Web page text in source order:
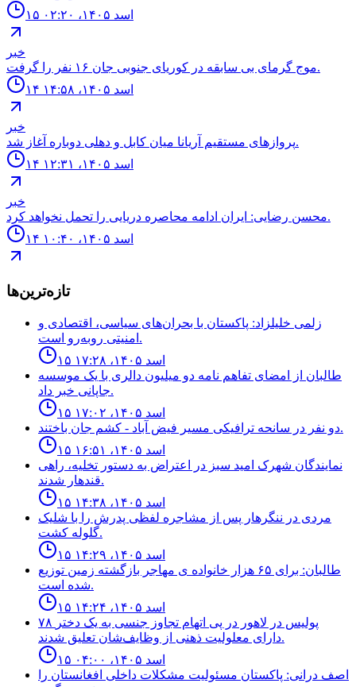
۱۵ اسد ۱۴۰۵، ۰۲:۲۰
خبر
موج گرماى بى سابقه در كورياى جنوبى جان ۱۶ نفر را گرفت.
۱۴ اسد ۱۴۰۵، ۱۴:۵۸
خبر
پروازهاى مستقيم آريانا ميان كابل و دهلى دوباره آغاز شد.
۱۴ اسد ۱۴۰۵، ۱۲:۳۱
خبر
محسن رضايى: ايران ادامه محاصره دريايى را تحمل نخواهد كرد.
۱۴ اسد ۱۴۰۵، ۱۰:۴۰
تازه‌ترین‌ها
زلمی خلیلزاد: پاکستان با بحران‌های سیاسی، اقتصادی و
امنیتی روبه‌رو است.
۱۵ اسد ۱۴۰۵، ۱۷:۲۸
طالبان از امضاى تفاهم نامه دو ميليون دالرى با يک موسسه
جاپانى خبر داد.
۱۵ اسد ۱۴۰۵، ۱۷:۰۲
دو نفر در سانحه ترافيكى مسير فيض آباد - كشم جان باختند.
۱۵ اسد ۱۴۰۵، ۱۶:۵۱
نمايندگان شهرک اميد سبز در اعتراض به دستور تخليه، راهى
قندهار شدند.
۱۵ اسد ۱۴۰۵، ۱۴:۳۸
مردى در ننگرهار پس از مشاجره لفظى پدرش را با شليک
گلوله كشت.
۱۵ اسد ۱۴۰۵، ۱۴:۲۹
طالبان: براى ۶۵ هزار خانواده ی مهاجر بازگشته زمين توزيع
شده است.
۱۵ اسد ۱۴۰۵، ۱۴:۲۴
۷۸ پولیس در لاهور در پی اتهام تجاوز جنسی به یک دختر
دارای معلولیت ذهنی از وظایف‌شان تعلیق شدند.
۱۵ اسد ۱۴۰۵، ۰۴:۰۰
اصف درانی: پاکستان مسئولیت مشکلات داخلی افغانستان را